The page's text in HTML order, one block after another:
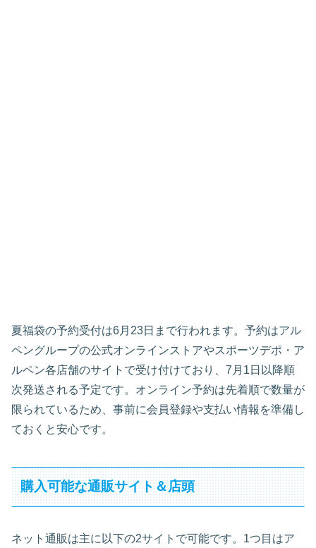
夏福袋の予約受付は6月23日まで行われます。予約はアル
ペングループの公式オンラインストアやスポーツデポ・ア
ルペン各店舗のサイトで受け付けており、7月1日以降順
次発送される予定です。オンライン予約は先着順で数量が
限られているため、事前に会員登録や支払い情報を準備し
ておくと安心です。
購入可能な通販サイト＆店頭
ネット通販は主に以下の2サイトで可能です。1つ目はア